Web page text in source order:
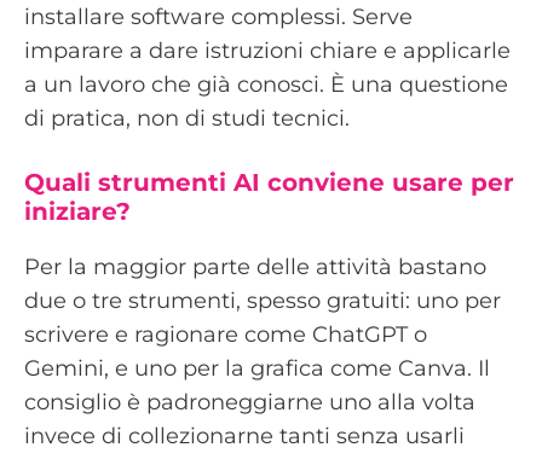
installare software complessi. Serve
imparare a dare istruzioni chiare e applicarle
a un lavoro che già conosci. È una questione
di pratica, non di studi tecnici.
Quali strumenti AI conviene usare per
iniziare?
Per la maggior parte delle attività bastano
due o tre strumenti, spesso gratuiti: uno per
scrivere e ragionare come ChatGPT o
Gemini, e uno per la grafica come Canva. Il
consiglio è padroneggiarne uno alla volta
invece di collezionarne tanti senza usarli